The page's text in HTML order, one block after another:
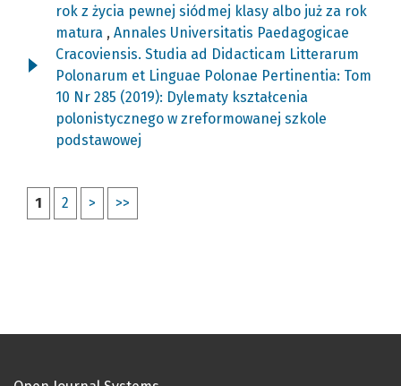
rok z życia pewnej siódmej klasy albo już za rok
matura , Annales Universitatis Paedagogicae
Cracoviensis. Studia ad Didacticam Litterarum
Polonarum et Linguae Polonae Pertinentia: Tom
10 Nr 285 (2019): Dylematy kształcenia
polonistycznego w zreformowanej szkole
podstawowej
1 2 > >>